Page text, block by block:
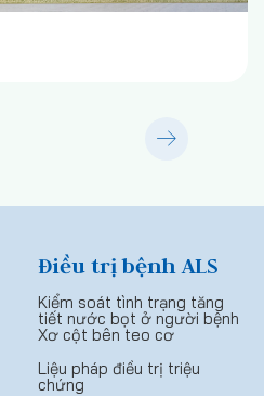
Điều trị bệnh ALS
Kiểm soát tình trạng tăng
tiết nước bọt ở người bệnh
Xơ cột bên teo cơ
Liệu pháp điều trị triệu
chứng